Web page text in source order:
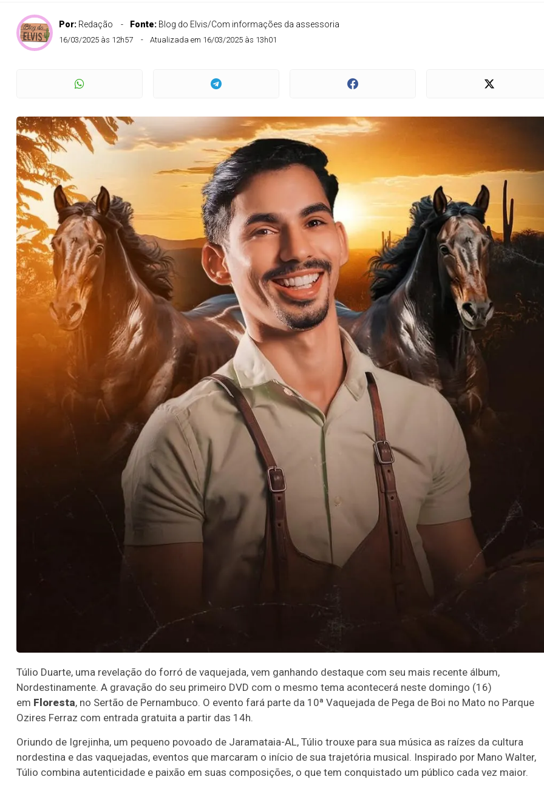
Por: Redação Fonte: Blog do Elvis/Com informações da assessoria
16/03/2025 às 12h57 Atualizada em 16/03/2025 às 13h01
Túlio Duarte, uma revelação do forró de vaquejada, vem ganhando destaque com seu mais recente álbum,
Nordestinamente. A gravação do seu primeiro DVD com o mesmo tema acontecerá neste domingo (16)
em Floresta, no Sertão de Pernambuco. O evento fará parte da 10ª Vaquejada de Pega de Boi no Mato no Parque
Ozires Ferraz com entrada gratuita a partir das 14h.
Oriundo de Igrejinha, um pequeno povoado de Jaramataia-AL, Túlio trouxe para sua música as raízes da cultura
nordestina e das vaquejadas, eventos que marcaram o início de sua trajetória musical. Inspirado por Mano Walter,
Túlio combina autenticidade e paixão em suas composições, o que tem conquistado um público cada vez maior.